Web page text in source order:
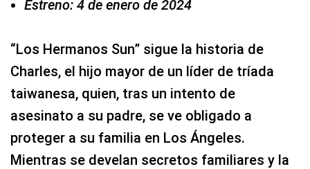
Estreno: 4 de enero de 2024
“Los Hermanos Sun” sigue la historia de
Charles, el hijo mayor de un líder de tríada
taiwanesa, quien, tras un intento de
asesinato a su padre, se ve obligado a
proteger a su familia en Los Ángeles.
Mientras se develan secretos familiares y la